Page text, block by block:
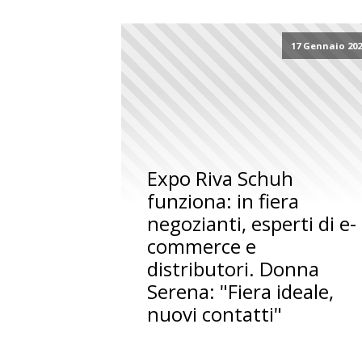
17 Gennaio
Expo Riva Schuh
funziona: in fiera
negozianti, esperti di e-
commerce e
distributori. Donna
Serena: "Fiera ideale,
nuovi contatti"